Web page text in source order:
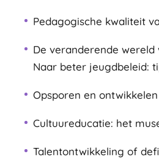
Pedagogische kwaliteit
De veranderende wereld
Naar beter jeugdbeleid:
Opsporen en
Cultuureducatie: het
Talentontwikkeling of